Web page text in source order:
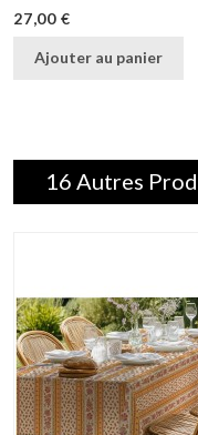
Prix
27,00 €
Ajouter au panier
16 Autres